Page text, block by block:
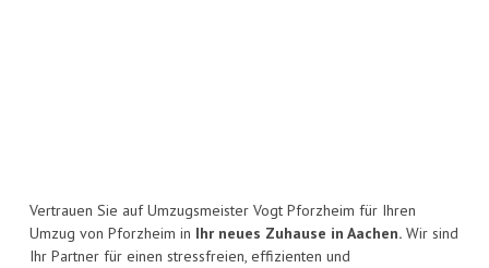
Vertrauen Sie auf Umzugsmeister Vogt Pforzheim für Ihren
Umzug von Pforzheim in Ihr neues Zuhause in Aachen. Wir sind
Ihr Partner für einen stressfreien, effizienten und